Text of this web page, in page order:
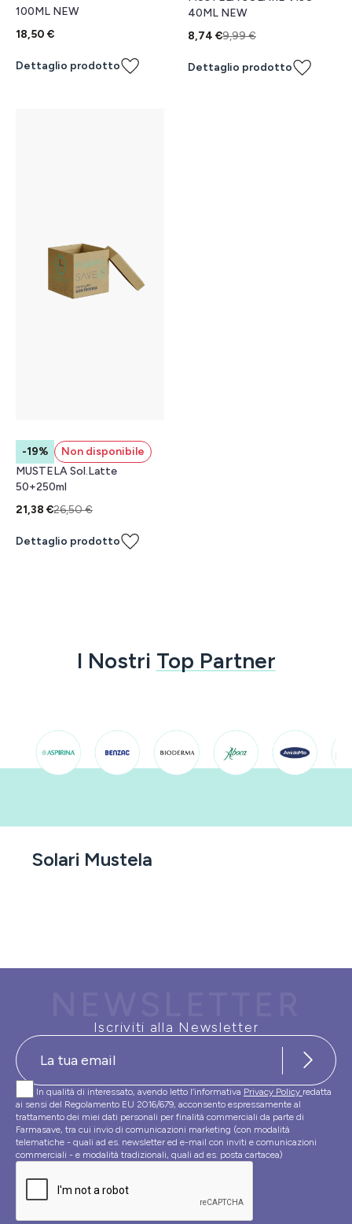
100ML NEW
18,50 €
Dettaglio prodotto
40ML NEW
8,74 €9,99 €
Dettaglio prodotto
-19%
Non disponibile
MUSTELA Sol.Latte
50+250ml
21,38 €26,50 €
Dettaglio prodotto
I Nostri Top Partner
Solari Mustela
Iscriviti alla Newsletter
In qualità di interessato, avendo letto l’informativa Privacy Policy redatta
ai sensi del Regolamento EU 2016/679, acconsento espressamente al
trattamento dei miei dati personali per finalità commerciali da parte di
Farmasave, tra cui invio di comunicazioni marketing (con modalità
telematiche - quali ad es. newsletter ed e-mail con inviti e comunicazioni
commerciali - e modalità tradizionali, quali ad es. posta cartacea)